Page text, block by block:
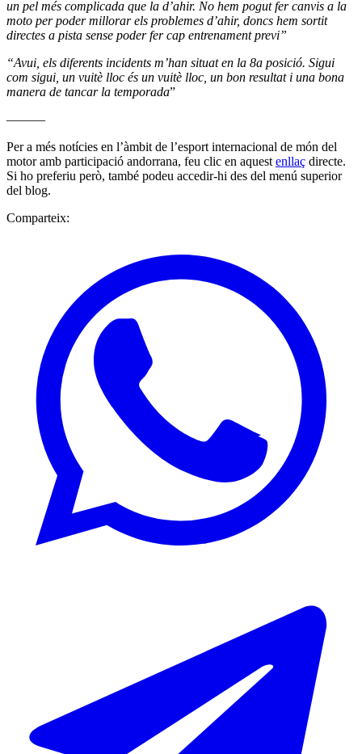
un pel més complicada que la d’ahir. No hem pogut fer canvis a la
moto per poder millorar els problemes d’ahir, doncs hem sortit
directes a pista sense poder fer cap entrenament previ”
“Avui, els diferents incidents m’han situat en la 8a posició. Sigui
com sigui, un vuitè lloc és un vuitè lloc, un bon resultat i una bona
manera de tancar la temporada”
———
Per a més notícies en l’àmbit de l’esport internacional de món del
motor amb participació andorrana, feu clic en aquest enllaç directe.
Si ho preferiu però, també podeu accedir-hi des del menú superior
del blog.
Comparteix: